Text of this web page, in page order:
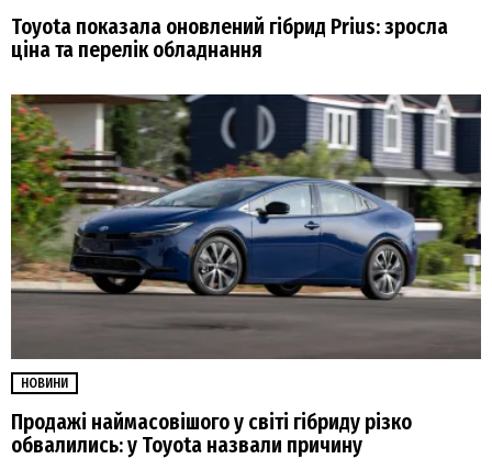
Toyota показала оновлений гібрид Prius: зросла
ціна та перелік обладнання
НОВИНИ
Продажі наймасовішого у світі гібриду різко
обвалились: у Toyota назвали причину